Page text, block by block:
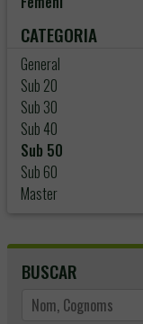
CATEGORIA
General
Sub 20
Sub 30
Sub 40
Sub 50
Sub 60
Master
BUSCAR